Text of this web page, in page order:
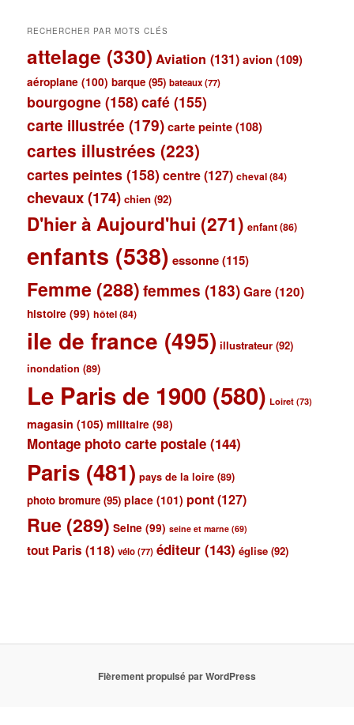
RECHERCHER PAR MOTS CLÉS
attelage (330) Aviation (131) avion (109)
aéroplane (100) barque (95) bateaux(77)
bourgogne (158) café (155)
carte illustrée (179) carte peinte (108)
cartes illustrées (223)
cartes peintes (158) centre(127) cheval(84)
chevaux(174) chien (92)
D'hier à Aujourd'hui (271) enfant(86)
enfants (538) essonne(115)
Femme (288)femmes (183)Gare (120)
histoire (99) hôtel(84)
ile de france (495) illustrateur (92)
inondation (89)
Le Paris de 1900 (580) Loiret (73)
magasin (105) militaire (98)
Montage photo carte postale (144)
Paris (481) pays de la loire (89)
photo bromure (95) place (101) pont(127)
Rue (289) Seine (99) seine et marne (69)
tout Paris (118) vélo(77) éditeur (143) église (92)
Fièrement propulsé par WordPress